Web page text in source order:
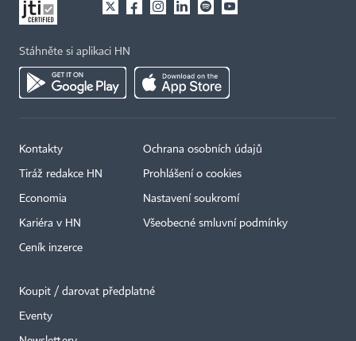
Stáhněte si aplikaci HN
Kontakty
Tiráž redakce HN
Economia
Kariéra v HN
Ceník inzerce
Ochrana osobních údajů
Prohlášení o cookies
Nastavení soukromí
Všeobecné smluvní podmínky
Koupit / darovat předplatné
Eventy